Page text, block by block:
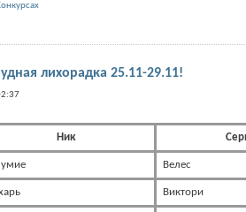
лихорадка 25.11-29.11!
Ник
Велес
Виктори